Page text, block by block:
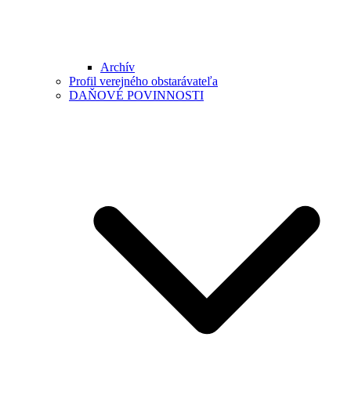
Archív
Profil verejného obstarávateľa
DAŇOVÉ POVINNOSTI